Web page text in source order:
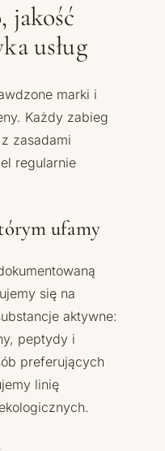
jakość
usług
marki i
Każdy zabieg
zasadami
regularnie
ufamy
się na
aktywne:
peptydy i
preferujących
linię